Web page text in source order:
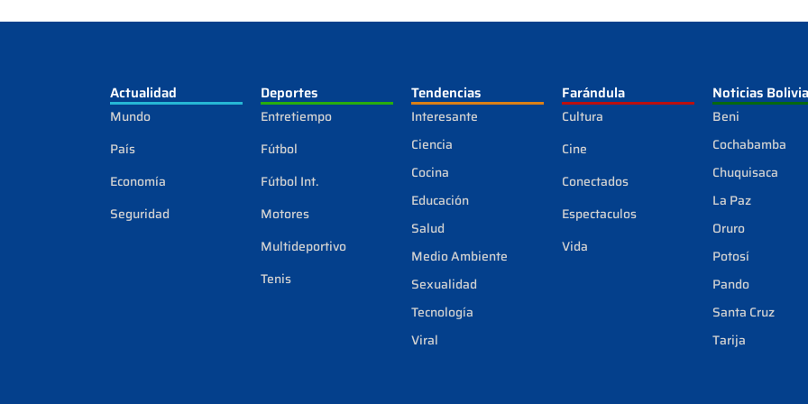
Actualidad
Mundo
País
Economía
Seguridad
Deportes
Entretiempo
Fútbol
Fútbol Int.
Motores
Multideportivo
Tenis
Tendencias
Interesante
Ciencia
Cocina
Educación
Salud
Medio Ambiente
Sexualidad
Tecnología
Viral
Farándula
Cultura
Cine
Conectados
Espectaculos
Vida
Noticias Bolivia
Beni
Cochabamba
Chuquisaca
La Paz
Oruro
Potosí
Pando
Santa Cruz
Tarija